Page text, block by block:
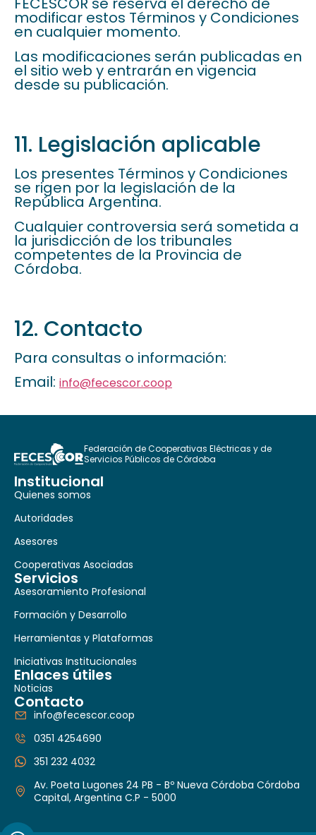
modificar estos Términos y Condiciones
en cualquier momento.
Las modificaciones serán publicadas en
el sitio web y entrarán en vigencia
desde su publicación.
11. Legislación aplicable
Los presentes Términos y Condiciones
se rigen por la legislación de la
República Argentina.
Cualquier controversia será sometida a
la jurisdicción de los tribunales
competentes de la Provincia de
Córdoba.
12. Contacto
Para consultas o información:
Email: info@fecescor.coop
Federación de Cooperativas Eléctricas y de
Servicios Públicos de Córdoba
Institucional
Quienes somos
Autoridades
Asesores
Cooperativas Asociadas
Servicios
Asesoramiento Profesional
Formación y Desarrollo
Herramientas y Plataformas
Iniciativas Institucionales
Enlaces útiles
Noticias
Contacto
info@fecescor.coop
0351 4254690
351 232 4032
Av. Poeta Lugones 24 PB - Bº Nueva Córdoba Córdoba
Capital, Argentina C.P - 5000